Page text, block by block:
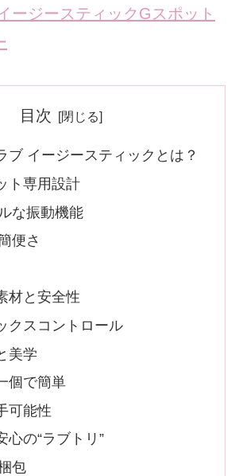
ージースティックGスポット
目次
ブ イージースティックとは？
ト専用設計
な振動機能
便さ
材と安全性
クスコントロール
美学
個で簡単
可能性
心の“ラブトリ”
包